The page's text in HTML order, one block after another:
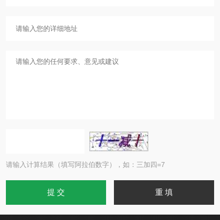
请输入计算结果（填写阿拉伯数字），如：三加四=7